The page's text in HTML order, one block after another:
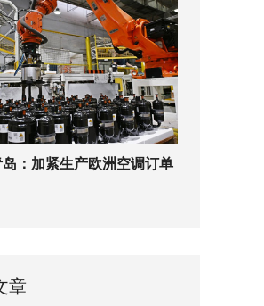
岛：加紧生产欧洲空调订单
章